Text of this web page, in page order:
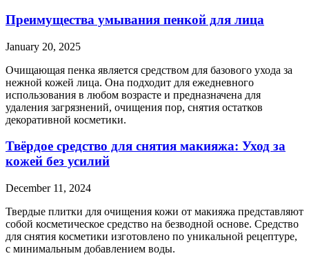
Преимущества умывания пенкой для лица
January 20, 2025
Очищающая пенка является средством для базового ухода за
нежной кожей лица. Она подходит для ежедневного
использования в любом возрасте и предназначена для
удаления загрязнений, очищения пор, снятия остатков
декоративной косметики.
Твёрдое средство для снятия макияжа: Уход за
кожей без усилий
December 11, 2024
Твердые плитки для очищения кожи от макияжа представляют
собой косметическое средство на безводной основе. Средство
для снятия косметики изготовлено по уникальной рецептуре,
с минимальным добавлением воды.